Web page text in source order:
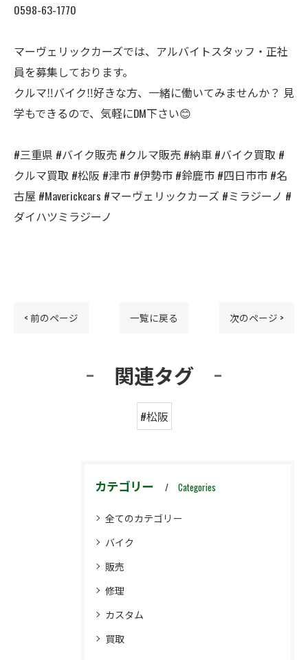
0598-63-1770
マーヴェリックカーズでは、アルバイトスタッフ・正社
員を募集しております。
クルマ‼️バイク‼️好きな方、一緒に働いてみませんか？ 見
学もできるので、気軽にDM下さい😊
#三重県 #バイク販売 #クルマ販売 #納車 #バイク買取 #
クルマ買取 #松阪 #津市 #伊勢市 #鈴鹿市 #四日市市 #名
古屋 #Maverickcars #マーヴェリックカーズ #ミラジーノ #
ダイハツミラジーノ
< 前のページ 一覧に戻る 次のページ >
関連タグ
#松阪
カテゴリー Categories
全てのカテゴリー
バイク
販売
修理
カスタム
買取